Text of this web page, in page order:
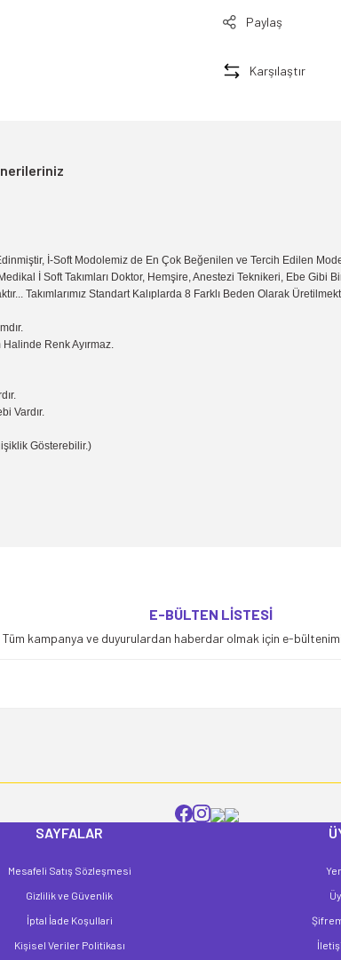
Paylaş
Karşılaştır
İ-Soft Modolemiz de En Çok Beğenilen ve Tercih Edilen
İ Soft Takımları Doktor, Hemşire, Anestezi Teknikeri, Ebe Gibi
Takımlarımız Standart Kalıplarda 8 Farklı Beden Olarak
Renk Ayırmaz.
Vardır.
Gösterebilir.)
E-BÜLTEN LİSTESİ
Tüm kampanya ve duyurulardan haberdar olmak için e-
SAYFALAR
Mesafeli Satış Sözleşmesi
Gizlilik ve Güvenlik
İptal İade Koşullari
Kişisel Veriler Politikası